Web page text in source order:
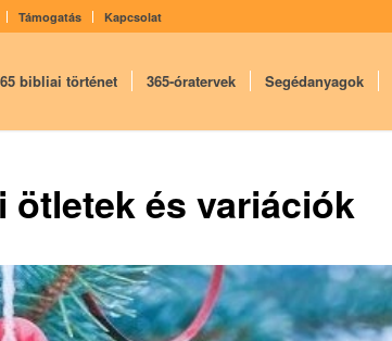
Támogatás Kapcsolat
bibliai történet 365-óratervek Segédanyagok
ötletek és variációk